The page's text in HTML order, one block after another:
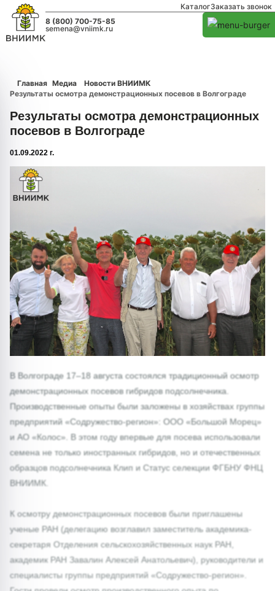
КаталогЗаказать звонок
8 (800) 700-75-85
semena@vniimk.ru
Главная Медиа
Новости ВНИИМК
Результаты осмотра демонстрационных посевов в Волгограде
Результаты осмотра демонстрационных
посевов в Волгограде
01.09.2022 г.
1/0
В Волгограде 17–18 августа состоялся традиционный осмотр
демонстрационных посевов гибридов подсолнечника.
Производственные опыты были заложены в хозяйствах группы
предприятий «Содружество-регион»: ООО «Большой Морец»
и АО «Колос». В этом году впервые для посева использовали
семена не только иностранных гибридов, но и отечественных
образцов подсолнечника Клип и Статус селекции ФГБНУ ФНЦ
ВНИИМК.
К осмотру демонстрационных посевов были приглашены
ученые РАН (делегацию возглавил заместитель академика-
секретаря Отделения сельскохозяйственных наук РАН,
академик РАН Завалин Алексей Анатольевич), руководители и
специалисты группы предприятий «Содружество-регион».